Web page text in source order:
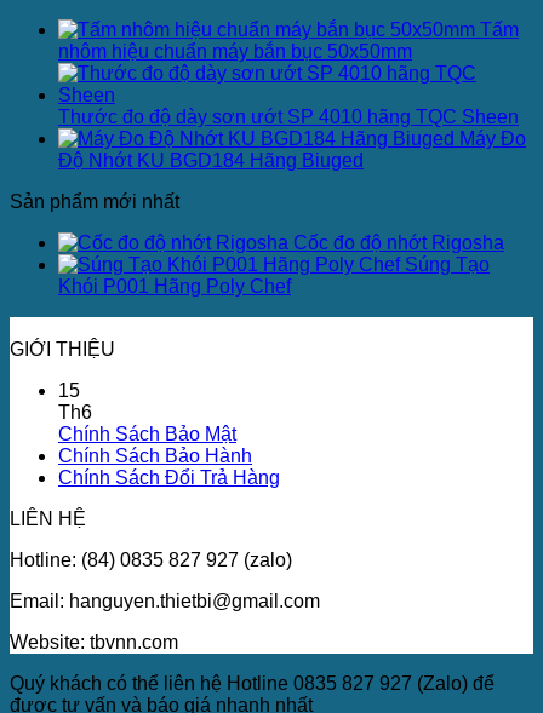
Tấm
nhôm hiệu chuẩn máy bắn bục 50x50mm
Thước đo độ dày sơn ướt SP 4010 hãng TQC Sheen
Máy Đo
Độ Nhớt KU BGD184 Hãng Biuged
Sản phẩm mới nhất
Cốc đo độ nhớt Rigosha
Súng Tạo
Khói P001 Hãng Poly Chef
GIỚI THIỆU
15
Th6
Chính Sách Bảo Mật
Chính Sách Bảo Hành
Chính Sách Đổi Trả Hàng
LIÊN HỆ
Hotline: (84) 0835 827 927 (zalo)
Email: hanguyen.thietbi@gmail.com
Website: tbvnn.com
Quý khách có thể liên hệ Hotline 0835 827 927 (Zalo) để
được tư vấn và báo giá nhanh nhất